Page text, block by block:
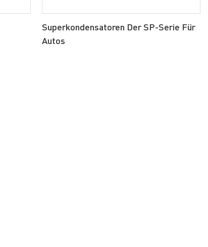
Superkondensatoren Der SP-Serie Für
Autos